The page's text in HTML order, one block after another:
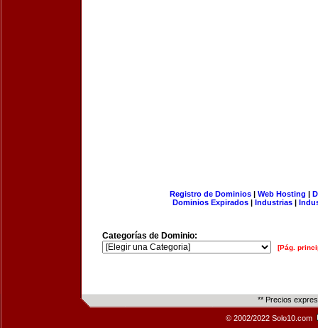
Registro de Dominios| Web Hosting |
Dominios Expirados | Industrias |
Categorías de Dominio:
[Pág.
** Precios
© 2002/2022 Solo10.com